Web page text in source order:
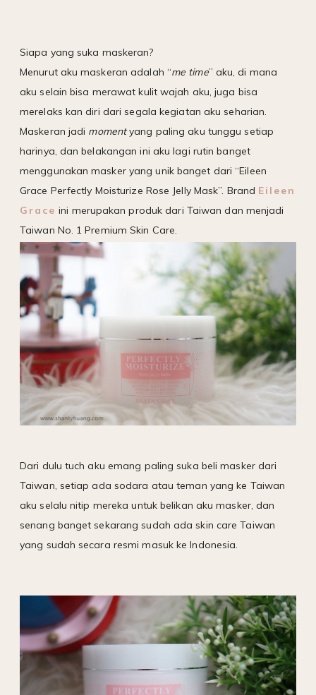
Siapa yang suka maskeran?
Menurut aku maskeran adalah “me time” aku, di mana
aku selain bisa merawat kulit wajah aku, juga bisa
merelaks kan diri dari segala kegiatan aku seharian.
Maskeran jadi momentyang paling aku tunggu setiap
harinya, dan belakangan ini aku lagi rutin banget
menggunakan masker yang unik banget dari “Eileen
Grace Perfectly Moisturize Rose Jelly Mask”. Brand Eileen
Grace ini merupakan produk dari Taiwan dan menjadi
Taiwan No. 1 Premium Skin Care.
Dari dulu tuch aku emang paling suka beli masker dari
Taiwan, setiap ada sodara atau teman yang ke Taiwan
aku selalu nitip mereka untuk belikan aku masker, dan
senang banget sekarang sudah ada skin care Taiwan
yang sudah secara resmi masuk ke Indonesia.